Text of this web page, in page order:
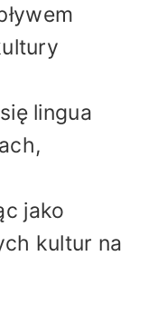
lingua
jako
kultur na